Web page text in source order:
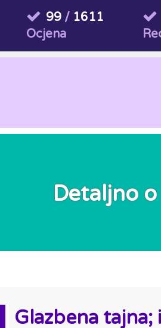
99/ 1611
Ocjena
Detaljno
Glazbena tajna;